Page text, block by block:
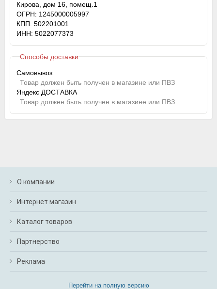
Кирова, дом 16, помещ.1
ОГРН: 1245000005997
КПП: 502201001
ИНН: 5022077373
Способы доставки
Самовывоз
Товар должен быть получен в магазине или ПВЗ
Яндекс ДОСТАВКА
Товар должен быть получен в магазине или ПВЗ
О компании
Интернет магазин
Каталог товаров
Партнерство
Реклама
Перейти на полную версию